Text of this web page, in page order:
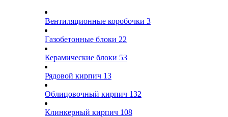
Вентиляционные коробочки 3
Газобетонные блоки 22
Керамические блоки 53
Рядовой кирпич 13
Облицовочный кирпич 132
Клинкерный кирпич 108